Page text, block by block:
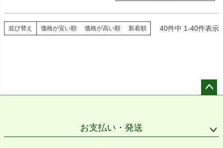
並び替え 価格が安い順 価格が高い順 新着順 40件中 1-40件表示
お支払い・発送